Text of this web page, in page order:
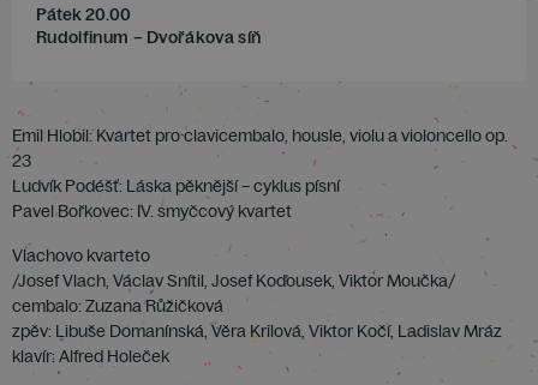
Pátek 20.00
Rudolfinum – Dvořákova síň
Emil Hlobil: Kvartet pro clavicembalo, housle, violu a violoncello op.
23
Ludvík Podéšť: Láska pěknější – cyklus písní
Pavel Bořkovec: IV. smyčcový kvartet
Vlachovo kvarteto
/Josef Vlach, Václav Snítil, Josef Koďousek, Viktor Moučka/
cembalo: Zuzana Růžičková
zpěv: Libuše Domanínská, Věra Krilová, Viktor Kočí, Ladislav Mráz
klavír: Alfred Holeček